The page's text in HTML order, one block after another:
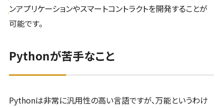
ンアプリケーションやスマートコントラクトを開発することが
可能です。
Pythonが苦手なこと
Pythonは非常に汎用性の高い言語ですが、万能というわけ